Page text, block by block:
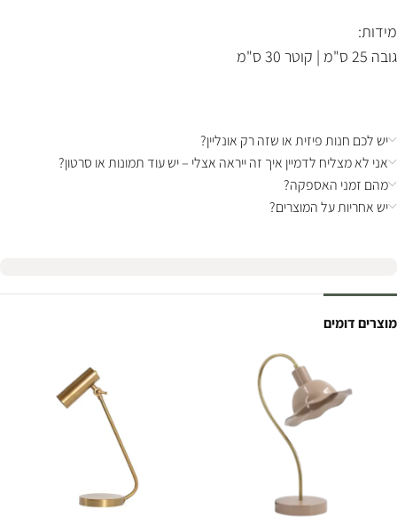
מידות:
גובה 25 ס"מ | קוטר 30 ס"מ
יש לכם חנות פיזית או שזה רק אונליין?
אני לא מצליח לדמיין איך זה ייראה אצלי – יש עוד תמונות או סרטון?
מהם זמני האספקה?
יש אחריות על המוצרים?
מוצרים דומים